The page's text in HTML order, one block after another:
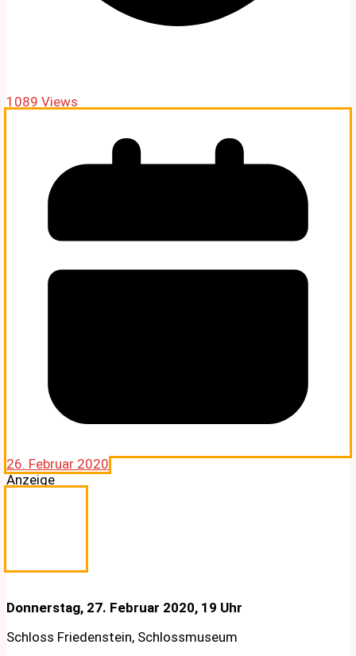
1089 Views
26. Februar 2020
Anzeige
Donnerstag, 27. Februar 2020, 19 Uhr
Schloss Friedenstein, Schlossmuseum